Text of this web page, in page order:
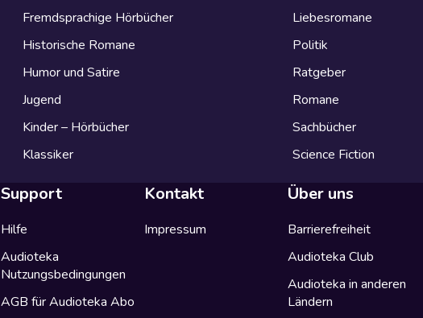
Fremdsprachige Hörbücher
Historische Romane
Humor und Satire
Jugend
Kinder – Hörbücher
Klassiker
Liebesromane
Politik
Ratgeber
Romane
Sachbücher
Science Fiction
Support
Hilfe
Audioteka
Nutzungsbedingungen
AGB für Audioteka Abo
Kontakt
Impressum
Über uns
Barrierefreiheit
Audioteka Club
Audioteka in anderen
Ländern